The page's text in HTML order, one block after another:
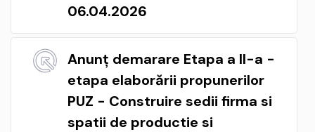
06.04.2026
Anunț demarare Etapa a II-a -
etapa elaborării propunerilor
PUZ - Construire sedii firma si
spatii de productie si